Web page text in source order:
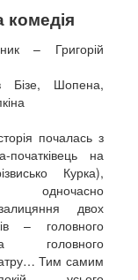
комедія
– Григорій
Бізе, Шопена,
почалась з
на
Курка),
одночасно
двох
– головного
головного
Тим самим